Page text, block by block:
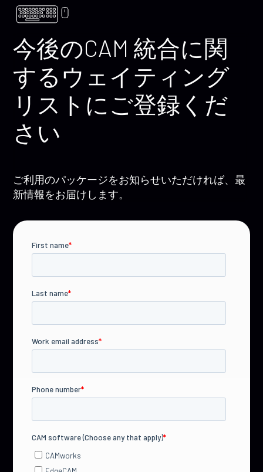
今後のCAM 統合に関
するウェイティング
リストにご登録くだ
さい
ご利用のパッケージをお知らせいただければ、最
新情報をお届けします。